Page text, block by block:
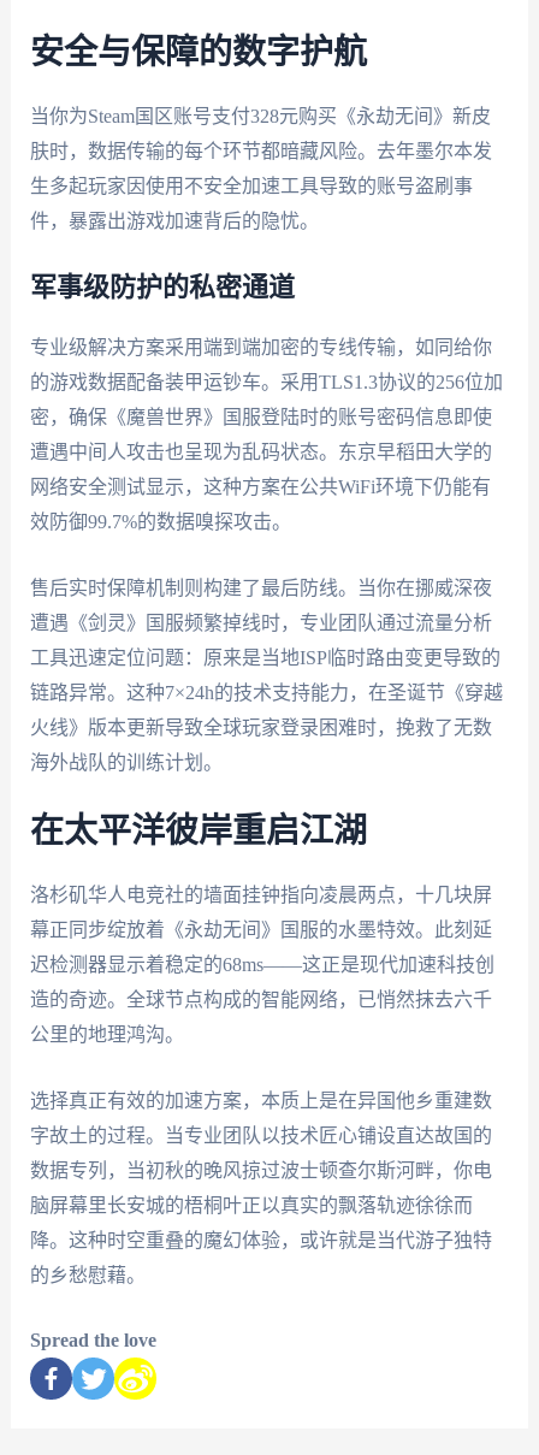
安全与保障的数字护航
当你为Steam国区账号支付328元购买《永劫无间》新皮
肤时，数据传输的每个环节都暗藏风险。去年墨尔本发
生多起玩家因使用不安全加速工具导致的账号盗刷事
件，暴露出游戏加速背后的隐忧。
军事级防护的私密通道
专业级解决方案采用端到端加密的专线传输，如同给你
的游戏数据配备装甲运钞车。采用TLS1.3协议的256位加
密，确保《魔兽世界》国服登陆时的账号密码信息即使
遭遇中间人攻击也呈现为乱码状态。东京早稻田大学的
网络安全测试显示，这种方案在公共WiFi环境下仍能有
效防御99.7%的数据嗅探攻击。
售后实时保障机制则构建了最后防线。当你在挪威深夜
遭遇《剑灵》国服频繁掉线时，专业团队通过流量分析
工具迅速定位问题：原来是当地ISP临时路由变更导致的
链路异常。这种7×24h的技术支持能力，在圣诞节《穿越
火线》版本更新导致全球玩家登录困难时，挽救了无数
海外战队的训练计划。
在太平洋彼岸重启江湖
洛杉矶华人电竞社的墙面挂钟指向凌晨两点，十几块屏
幕正同步绽放着《永劫无间》国服的水墨特效。此刻延
迟检测器显示着稳定的68ms——这正是现代加速科技创
造的奇迹。全球节点构成的智能网络，已悄然抹去六千
公里的地理鸿沟。
选择真正有效的加速方案，本质上是在异国他乡重建数
字故土的过程。当专业团队以技术匠心铺设直达故国的
数据专列，当初秋的晚风掠过波士顿查尔斯河畔，你电
脑屏幕里长安城的梧桐叶正以真实的飘落轨迹徐徐而
降。这种时空重叠的魔幻体验，或许就是当代游子独特
的乡愁慰藉。
Spread the love